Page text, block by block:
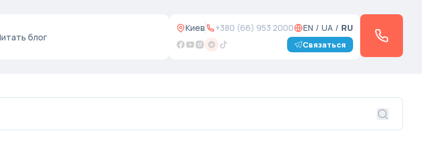
блог
Киев +380 (66) 953 2000 EN / UA / RU
Связаться